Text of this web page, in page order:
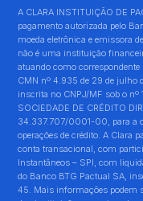
A CLARA INSTITUIÇÃO DE
pagamento autorizada pelo
moeda eletrônica e emissora
não é uma instituição
atuando como
CMN nº 4.935 de 29 de julho
inscrita no CNPJ/MF sob o
SOCIEDADE DE CRÉDITO
34.337.707/0001-00, para a
operações de crédito. A Clara
conta transacional, com
Instantâneos – SPI, com
do Banco BTG Pactual SA,
45. Mais informações podem